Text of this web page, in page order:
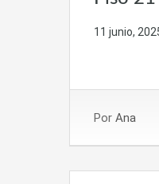
11 junio,
Por Ana